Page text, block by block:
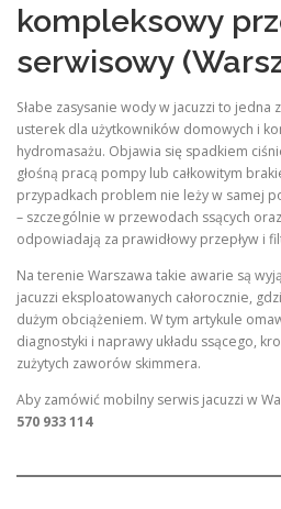
kompleksowy
serwisowy
Słabe zasysanie wody w jacuzzi to jedna
usterek dla użytkowników domowych i
hydromasażu. Objawia się spadkiem
głośną pracą pompy lub całkowitym
przypadkach problem nie leży w samej
– szczególnie w przewodach ssących
odpowiadają za prawidłowy przepływ i
Na terenie Warszawa takie awarie są
jacuzzi eksploatowanych całorocznie,
dużym obciążeniem. W tym artykule
diagnostyki i naprawy układu ssącego,
zużytych zaworów skimmera.
Aby zamówić mobilny serwis jacuzzi w
570 933 114